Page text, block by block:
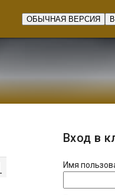
ОБЫЧНАЯ ВЕРСИЯ
Вход в
Имя